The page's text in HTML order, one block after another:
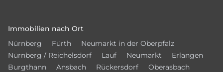
Immobilien nach Ort
Nürnberg
Fürth
Neumarkt in der Oberpfalz
Nürnberg / Reichelsdorf
Lauf Neumarkt
Erlangen
Burgthann
Ansbach Rückersdorf
Oberasbach